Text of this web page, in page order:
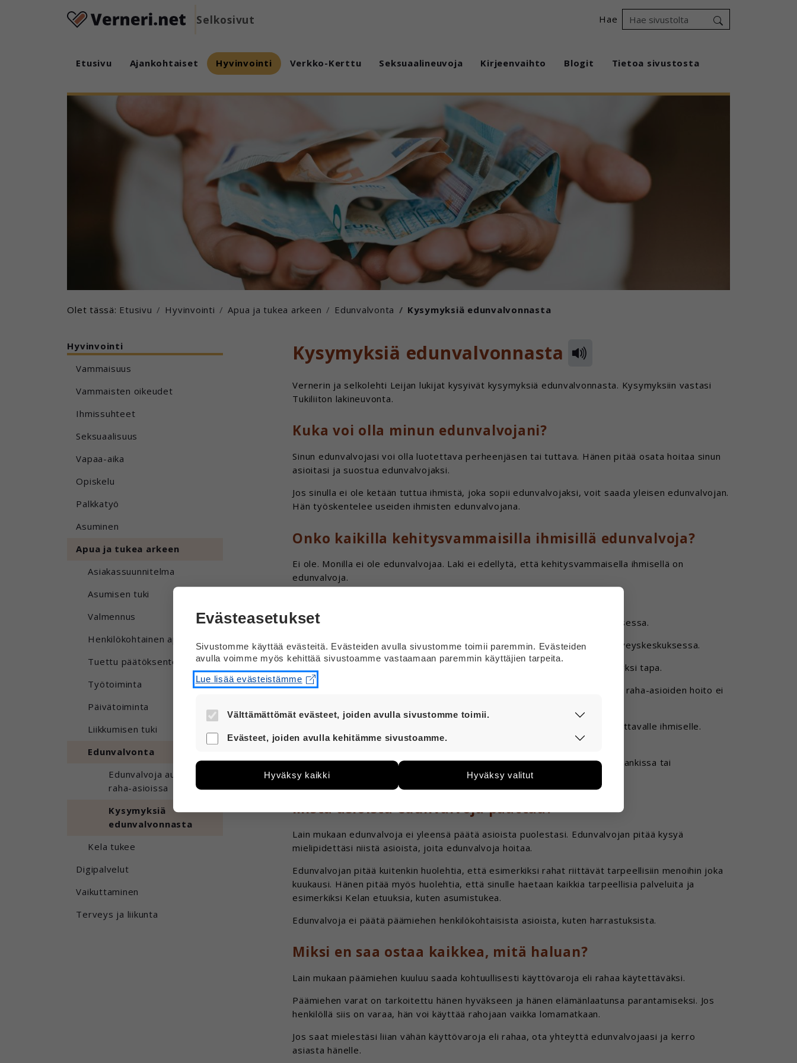
Selkosivut Hae
Etusivu Ajankohtaiset Hyvinvointi Verkko-Kerttu Seksuaalineuvoja Kirjeenvaihto Blogit Tietoa sivustosta
Olet tässä: Etusivu Hyvinvointi Apua ja tukea arkeen Edunvalvonta Kysymyksiä edunvalvonnasta
Hyvinvointi
Vammaisuus
Vammaisten oikeudet
Ihmissuhteet
Seksuaalisuus
Vapaa-aika
Opiskelu
Palkkatyö
Asuminen
Apua ja tukea arkeen
Asiakassuunnitelma
Asumisen tuki
Valmennus
Henkilökohtainen apu
Tuettu päätöksenteko
Työtoiminta
Päivätoiminta
Liikkumisen tuki
Edunvalvonta
Edunvalvoja auttaa
raha-asioissa
Kysymyksiä
edunvalvonnasta
Kela tukee
Digipalvelut
Vaikuttaminen
Terveys ja liikunta
Kysymyksiä edunvalvonnasta
Vernerin ja selkolehti Leijan lukijat kysyivät kysymyksiä edunvalvonnasta. Kysymyksiin vastasi
Tukiliiton lakineuvonta.
Kuka voi olla minun edunvalvojani?
Sinun edunvalvojasi voi olla luotettava perheenjäsen tai tuttava. Hänen pitää osata hoitaa sinun
asioitasi ja suostua edunvalvojaksi.
Jos sinulla ei ole ketään tuttua ihmistä, joka sopii edunvalvojaksi, voit saada yleisen edunvalvojan.
Hän työskentelee useiden ihmisten edunvalvojana.
Onko kaikilla kehitysvammaisilla ihmisillä edunvalvoja?
Ei ole. Monilla ei ole edunvalvojaa. Laki ei edellytä, että kehitysvammaisella ihmisellä on
edunvalvoja.
Ihminen, jolla kehitysvamma, saattaa tarvita apua omien asioiden hoitamisessa.
Apua voi tarvita myös siinä, kun on asiakkaana vammaispalveluissa tai terveyskeskuksessa.
Apua asioiden hoitamiseen voi saada monella tavalla, ja edunvalvonta on yksi tapa.
Lain mukaan edunvalvonta kuitenkin määrätään vain silloin, kun esimerkiksi raha-asioiden hoito ei
Esimerkiksi pankkia tai Kelaa varten voit kirjoittaa valtakirjan tutulle, luotettavalle ihmiselle.
Valtakirjalla annat sopivalle ihmiselle luvan hoitaa sinun omia asioitasi.
Voit myös pyytää tutun ja luotettavan ihmisen mukaan auttamaan vaikka pankissa tai
lääkärikäynnillä.
Mistä asioista edunvalvoja päättää?
Lain mukaan edunvalvoja ei yleensä päätä asioista puolestasi. Edunvalvojan pitää kysyä
mielipidettäsi niistä asioista, joita edunvalvoja hoitaa.
Edunvalvojan pitää kuitenkin huolehtia, että esimerkiksi rahat riittävät tarpeellisiin menoihin joka
kuukausi. Hänen pitää myös huolehtia, että sinulle haetaan kaikkia tarpeellisia palveluita ja
esimerkiksi Kelan etuuksia, kuten asumistukea.
Edunvalvoja ei päätä päämiehen henkilökohtaisista asioista, kuten harrastuksista.
Miksi en saa ostaa kaikkea, mitä haluan?
Lain mukaan päämiehen kuuluu saada kohtuullisesti käyttövaroja eli rahaa käytettäväksi.
Päämiehen varat on tarkoitettu hänen hyväkseen ja hänen elämänlaatunsa parantamiseksi. Jos
henkilöllä siis on varaa, hän voi käyttää rahojaan vaikka lomamatkaan.
Jos saat mielestäsi liian vähän käyttövaroja eli rahaa, ota yhteyttä edunvalvojaasi ja kerro
asiasta hänelle.
Evästeasetukset
Sivustomme käyttää evästeitä. Evästeiden avulla sivustomme toimii paremmin. Evästeiden
avulla voimme myös kehittää sivustoamme vastaamaan paremmin käyttäjien tarpeita.
Lue lisää evästeistämme
Välttämättömät evästeet, joiden avulla sivustomme toimii.
Nämä evästeet ovat aina käytössä, jotta sivustoamme voi käyttää sujuvasti ja
turvallisesti.
Evästeet, joiden avulla kehitämme sivustoamme.
avulla voimme kehittää sivustoamme vastaamaan paremmin käyttäjien tarpeita.
Tietoa kerätään esimerkiksi kävijämääristä ja siitä, mitä sivuja käytetään ja miten
sivuilla liikutaan. Emme kuitenkaan kerää henkilötietoja kuten nimiä, eikä tietoja
Hyväksy kaikki Hyväksy valitut